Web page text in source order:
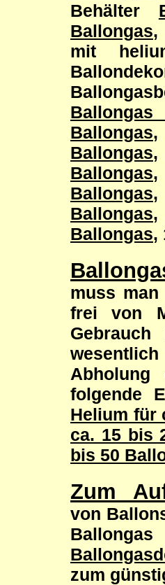
Behälter
Ballongas,
mit
Ballongas,
Ballongas,
Ballongas,
Ballongas,
Ballongas,
Ballongas,
muss
frei von
Abholung
folgende
Helium für
ca. 15 bis
bis 50
Zum
von
zum